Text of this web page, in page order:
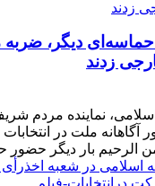
دیگر،
زدند
اسلامی، نماینده مردم
الرحیم بار دیگر